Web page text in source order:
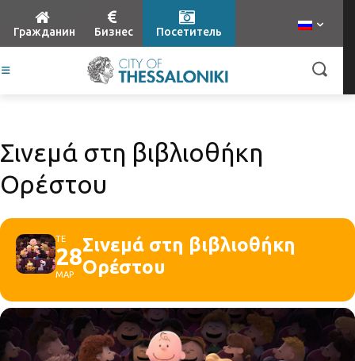
Гражданин Бизнес Посетитель
Σινεμά στη βιβλιοθήκη
Ορέστου
ΤΕ
28
ΜΑΡ
Σινεμά στη βιβλιοθήκη
Ορέστου